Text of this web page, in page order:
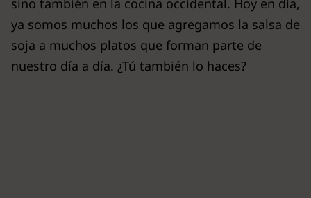
sino también en la cocina occidental. Hoy en día,
ya somos muchos los que agregamos la salsa de
soja a muchos platos que forman parte de
nuestro día a día. ¿Tú también lo haces?